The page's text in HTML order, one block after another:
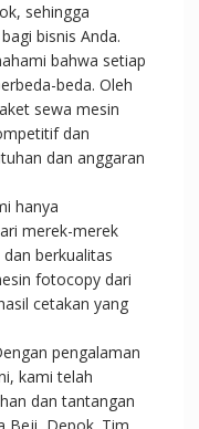
sehingga
bisnis Anda.
bahwa setiap
beda. Oleh
sewa mesin
dan
dan anggaran
hanya
merek-merek
berkualitas
fotocopy dari
cetakan yang
pengalaman
kami telah
dan tantangan